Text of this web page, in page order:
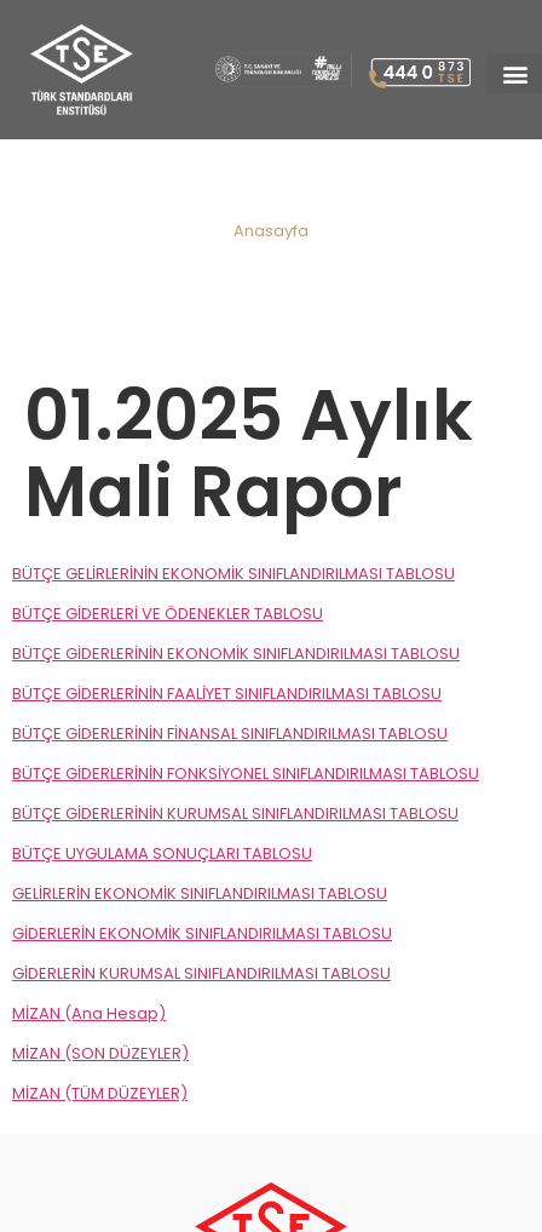
Anasayfa
01.2025 Aylık
Mali Rapor
BÜTÇE GELİRLERİNİN EKONOMİK SINIFLANDIRILMASI TABLOSU
BÜTÇE GİDERLERİ VE ÖDENEKLER TABLOSU
BÜTÇE GİDERLERİNİN EKONOMİK SINIFLANDIRILMASI TABLOSU
BÜTÇE GİDERLERİNİN FAALİYET SINIFLANDIRILMASI TABLOSU
BÜTÇE GİDERLERİNİN FİNANSAL SINIFLANDIRILMASI TABLOSU
BÜTÇE GİDERLERİNİN FONKSİYONEL SINIFLANDIRILMASI TABLOSU
BÜTÇE GİDERLERİNİN KURUMSAL SINIFLANDIRILMASI TABLOSU
BÜTÇE UYGULAMA SONUÇLARI TABLOSU
GELİRLERİN EKONOMİK SINIFLANDIRILMASI TABLOSU
GİDERLERİN EKONOMİK SINIFLANDIRILMASI TABLOSU
GİDERLERİN KURUMSAL SINIFLANDIRILMASI TABLOSU
MİZAN (Ana Hesap)
MİZAN (SON DÜZEYLER)
MİZAN (TÜM DÜZEYLER)